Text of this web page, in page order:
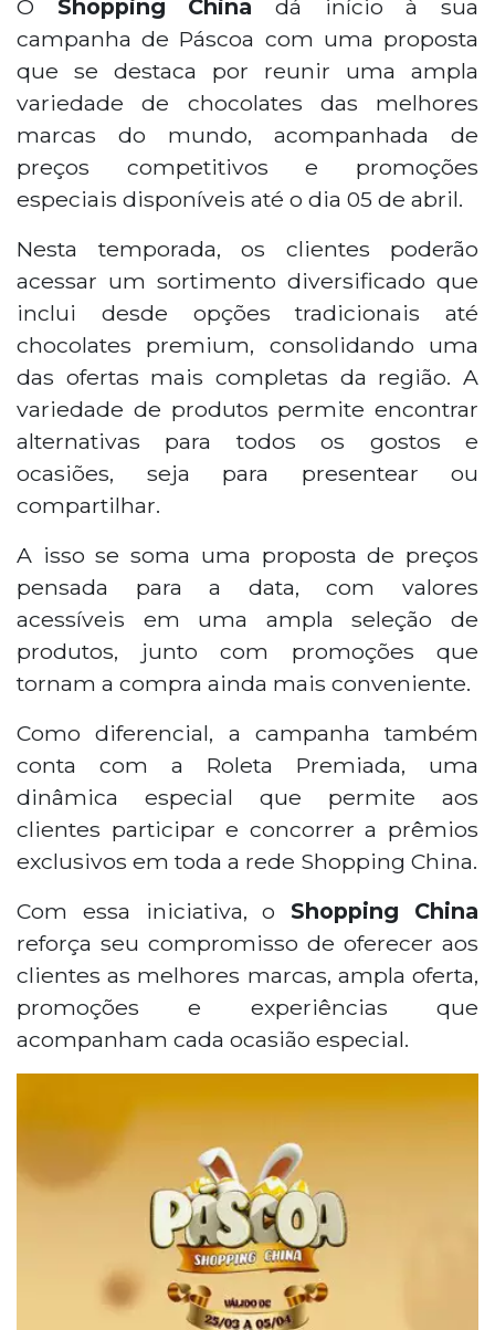
O Shopping China dá início à sua
campanha de Páscoa com uma proposta
que se destaca por reunir uma ampla
variedade de chocolates das melhores
marcas do mundo, acompanhada de
preços competitivos e promoções
especiais disponíveis até o dia 05 de abril.
Nesta temporada, os clientes poderão
acessar um sortimento diversificado que
inclui desde opções tradicionais até
chocolates premium, consolidando uma
das ofertas mais completas da região. A
variedade de produtos permite encontrar
alternativas para todos os gostos e
ocasiões, seja para presentear ou
compartilhar.
A isso se soma uma proposta de preços
pensada para a data, com valores
acessíveis em uma ampla seleção de
produtos, junto com promoções que
tornam a compra ainda mais conveniente.
Como diferencial, a campanha também
conta com a Roleta Premiada, uma
dinâmica especial que permite aos
clientes participar e concorrer a prêmios
exclusivos em toda a rede Shopping China.
Com essa iniciativa, o Shopping China
reforça seu compromisso de oferecer aos
clientes as melhores marcas, ampla oferta,
promoções e experiências que
acompanham cada ocasião especial.